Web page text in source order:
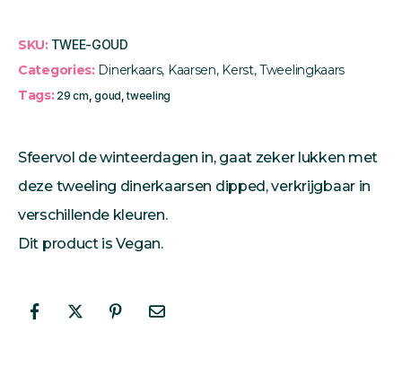
SKU: TWEE-GOUD
Categories: Dinerkaars, Kaarsen, Kerst,Tweelingkaars
Tags: 29 cm,goud,tweeling
Sfeervol de winteerdagen in, gaat zeker lukken met
deze tweeling dinerkaarsen dipped, verkrijgbaar in
verschillende kleuren.
Dit product is Vegan.